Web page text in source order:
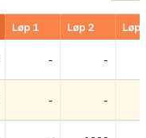
Løp 1 Løp 2 Løp
- -
- -